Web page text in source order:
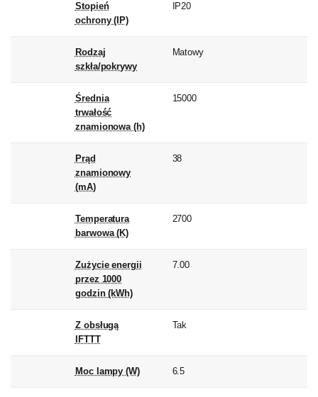
Stopień
ochrony (IP)
IP20
Rodzaj
szkła/pokrywy
Matowy
Średnia
trwałość
znamionowa (h)
15000
Prąd
znamionowy
(mA)
38
Temperatura
barwowa (K)
2700
Zużycie energii
przez 1000
godzin (kWh)
7.00
Z obsługą
IFTTT
Tak
Moc lampy (W) 6.5